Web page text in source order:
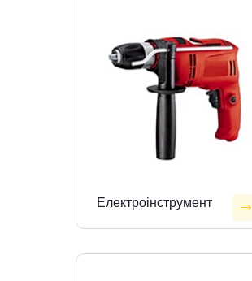
Електроінструмент